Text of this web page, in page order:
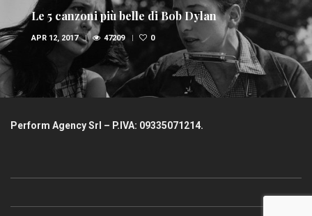
Le 5 canzoni più belle di Bob Dylan
APR 12, 2017 47209 0
Perform Agency Srl – P.IVA: 09335071214.